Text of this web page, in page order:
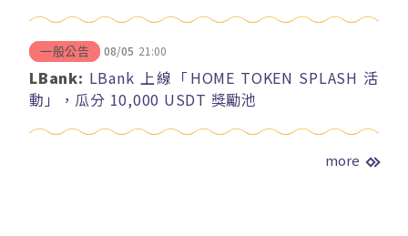
一般公告 08/05 21:00
LBank: LBank 上線「HOME TOKEN SPLASH 活
動」，瓜分 10,000 USDT 獎勵池
more